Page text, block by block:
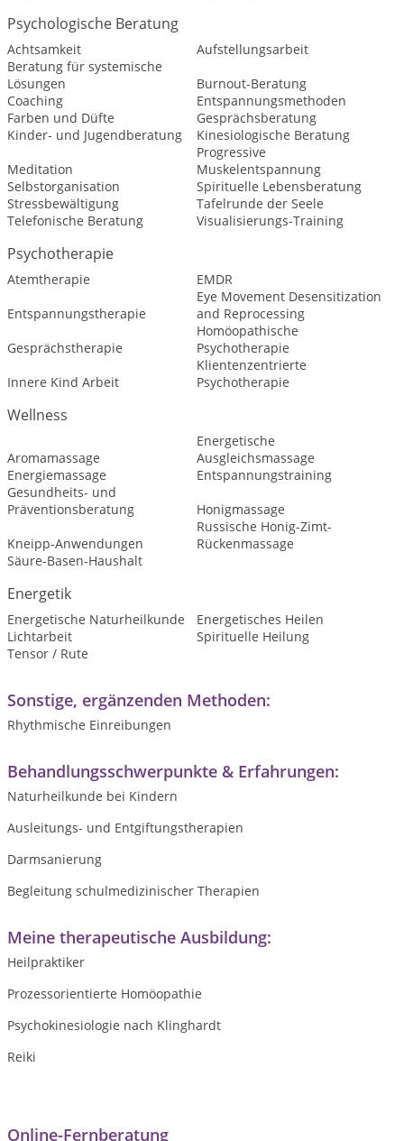
Psychologische Beratung
Achtsamkeit
Aufstellungsarbeit
Beratung für systemische
Lösungen
Burnout-Beratung
Coaching
Entspannungsmethoden
Farben und Düfte
Gesprächsberatung
Kinder- und Jugendberatung
Kinesiologische Beratung
Meditation
Progressive
Muskelentspannung
Selbstorganisation
Spirituelle Lebensberatung
Stressbewältigung
Tafelrunde der Seele
Telefonische Beratung
Visualisierungs-Training
Psychotherapie
Atemtherapie
EMDR
Entspannungstherapie
Eye Movement Desensitization
and Reprocessing
Gesprächstherapie
Homöopathische
Psychotherapie
Innere Kind Arbeit
Klientenzentrierte
Psychotherapie
Wellness
Aromamassage
Energetische
Ausgleichsmassage
Energiemassage
Entspannungstraining
Gesundheits- und
Präventionsberatung
Honigmassage
Kneipp-Anwendungen
Russische Honig-Zimt-
Rückenmassage
Säure-Basen-Haushalt
Energetik
Energetische Naturheilkunde
Energetisches Heilen
Lichtarbeit
Spirituelle Heilung
Tensor / Rute
Sonstige, ergänzenden Methoden:
Rhythmische Einreibungen
Behandlungsschwerpunkte & Erfahrungen:
Naturheilkunde bei Kindern
Ausleitungs- und Entgiftungstherapien
Darmsanierung
Begleitung schulmedizinischer Therapien
Meine therapeutische Ausbildung:
Heilpraktiker
Prozessorientierte Homöopathie
Psychokinesiologie nach Klinghardt
Reiki
Online-Fernberatung